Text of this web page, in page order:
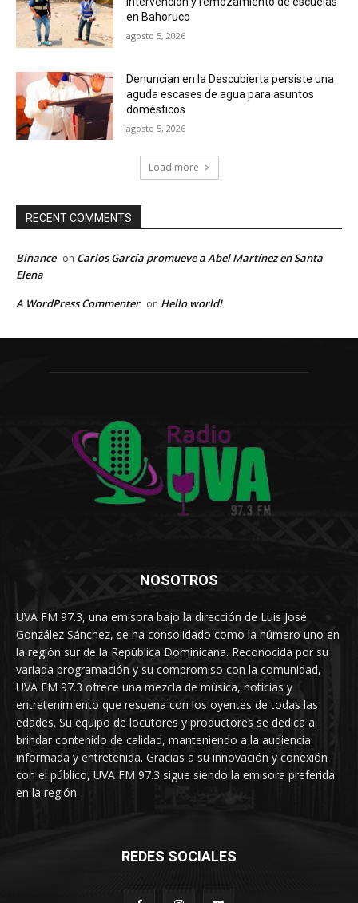
en Bahoruco
agosto 5, 2026
Denuncian en la Descubierta persiste una
aguda escases de agua para asuntos
domésticos
agosto 5, 2026
Load more
RECENT COMMENTS
Binance on Carlos García promueve a Abel Martínez en Santa
Elena
A WordPress Commenter on Hello world!
NOSOTROS
UVA FM 97.3, una emisora bajo la dirección de Luis José
González Sánchez, se ha consolidado como la número uno en
la región sur de la República Dominicana. Reconocida por su
variada programación y su compromiso con la comunidad,
UVA FM 97.3 ofrece una mezcla de música, noticias y
entretenimiento que resuena con los oyentes de todas las
edades. Su equipo de locutores y productores se dedica a
brindar contenido de calidad, manteniendo a la audiencia
informada y entretenida. Gracias a su innovación y conexión
con el público, UVA FM 97.3 sigue siendo la emisora preferida
en la región.
REDES SOCIALES